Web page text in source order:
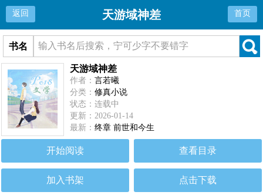
返回 天游域神差 首页
书名
天游域神差
作者：言若曦
分类：修真小说
状态：连载中
更新：2026-01-14
最新：终章 前世和今生
开始阅读 查看目录
加入书架 点击下载